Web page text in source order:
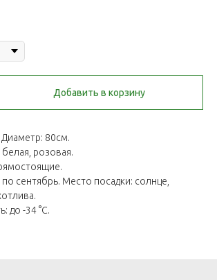
Добавить в корзину
80см.
розовая.
сентябрь. Место посадки: солнце,
до -34 °C.